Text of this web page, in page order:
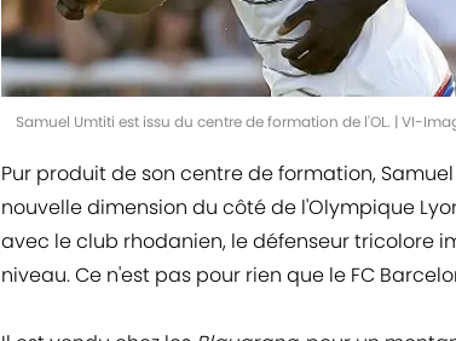
Samuel Umtiti est issu du centre de formation de l'OL. | VI-
Pur produit de son centre de formation,
nouvelle dimension du côté de l'Olympique
avec le club rhodanien, le défenseur tricolore
niveau. Ce n'est pas pour rien que le FC